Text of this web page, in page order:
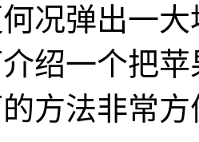
况弹出一
绍一个把苹
方法非常